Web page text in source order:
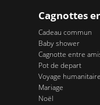
Cagnottes
Cadeau commun
Baby shower
Cagnotte entre
Pot de depart
Voyage humanitaire
Mariage
Noël